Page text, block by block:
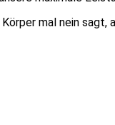
mal nein